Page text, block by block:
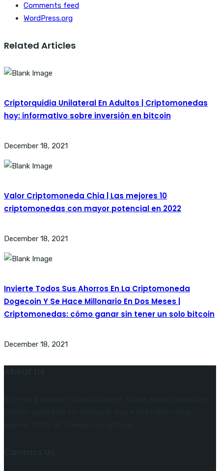
Comments feed
WordPress.org
Related Articles
Criptorquidia Unilateral En Adultos | Criptomonedas
hoy: informativo sobre inversión en bitcoin
December 18, 2021
Valor Criptomoneda Chia | Las mejores 10
criptomonedas con mayor potencial en 2022
December 18, 2021
Invierte Todos Sus Ahorros En La Criptomoneda
Dogecoin Y Se Hace Millonario En Dos Meses |
Criptomonedas: cómo ganar sin tener un solo bitcoin
December 18, 2021